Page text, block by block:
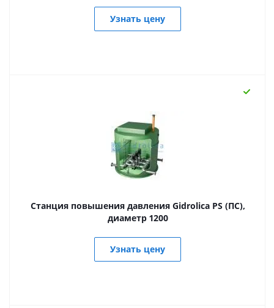
Узнать цену
Станция повышения давления Gidrolica PS (ПС),
диаметр 1200
Узнать цену